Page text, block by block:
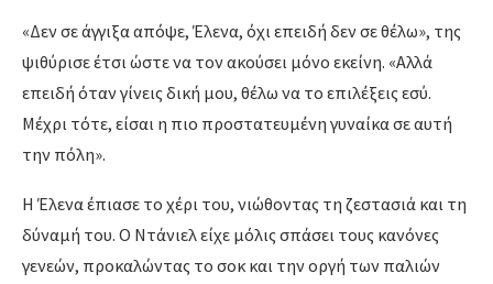
«Δεν σε άγγιξα απόψε, Έλενα, όχι επειδή δεν σε θέλω», της
ψιθύρισε έτσι ώστε να τον ακούσει μόνο εκείνη. «Αλλά
επειδή όταν γίνεις δική μου, θέλω να το επιλέξεις εσύ.
Μέχρι τότε, είσαι η πιο προστατευμένη γυναίκα σε αυτή
την πόλη».
Η Έλενα έπιασε το χέρι του, νιώθοντας τη ζεστασιά και τη
δύναμή του. Ο Ντάνιελ είχε μόλις σπάσει τους κανόνες
γενεών, προκαλώντας το σοκ και την οργή των παλιών